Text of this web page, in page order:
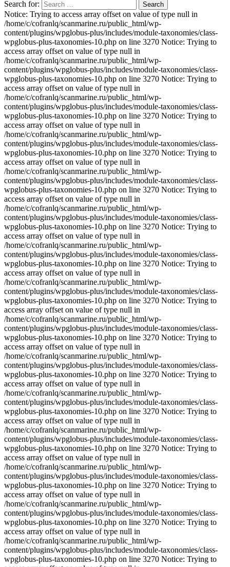
Search for:
Notice: Trying to access array offset on value of type null in /home/c/cofranlq/scanmarine.ru/public_html/wp-content/plugins/wpglobus-plus/includes/module-taxonomies/class-wpglobus-plus-taxonomies-10.php on line 3270 Notice: Trying to access array offset on value of type null in /home/c/cofranlq/scanmarine.ru/public_html/wp-content/plugins/wpglobus-plus/includes/module-taxonomies/class-wpglobus-plus-taxonomies-10.php on line 3270 Notice: Trying to access array offset on value of type null in /home/c/cofranlq/scanmarine.ru/public_html/wp-content/plugins/wpglobus-plus/includes/module-taxonomies/class-wpglobus-plus-taxonomies-10.php on line 3270 Notice: Trying to access array offset on value of type null in /home/c/cofranlq/scanmarine.ru/public_html/wp-content/plugins/wpglobus-plus/includes/module-taxonomies/class-wpglobus-plus-taxonomies-10.php on line 3270 Notice: Trying to access array offset on value of type null in /home/c/cofranlq/scanmarine.ru/public_html/wp-content/plugins/wpglobus-plus/includes/module-taxonomies/class-wpglobus-plus-taxonomies-10.php on line 3270 Notice: Trying to access array offset on value of type null in /home/c/cofranlq/scanmarine.ru/public_html/wp-content/plugins/wpglobus-plus/includes/module-taxonomies/class-wpglobus-plus-taxonomies-10.php on line 3270 Notice: Trying to access array offset on value of type null in /home/c/cofranlq/scanmarine.ru/public_html/wp-content/plugins/wpglobus-plus/includes/module-taxonomies/class-wpglobus-plus-taxonomies-10.php on line 3270 Notice: Trying to access array offset on value of type null in /home/c/cofranlq/scanmarine.ru/public_html/wp-content/plugins/wpglobus-plus/includes/module-taxonomies/class-wpglobus-plus-taxonomies-10.php on line 3270 Notice: Trying to access array offset on value of type null in /home/c/cofranlq/scanmarine.ru/public_html/wp-content/plugins/wpglobus-plus/includes/module-taxonomies/class-wpglobus-plus-taxonomies-10.php on line 3270 Notice: Trying to access array offset on value of type null in /home/c/cofranlq/scanmarine.ru/public_html/wp-content/plugins/wpglobus-plus/includes/module-taxonomies/class-wpglobus-plus-taxonomies-10.php on line 3270 Notice: Trying to access array offset on value of type null in /home/c/cofranlq/scanmarine.ru/public_html/wp-content/plugins/wpglobus-plus/includes/module-taxonomies/class-wpglobus-plus-taxonomies-10.php on line 3270 Notice: Trying to access array offset on value of type null in /home/c/cofranlq/scanmarine.ru/public_html/wp-content/plugins/wpglobus-plus/includes/module-taxonomies/class-wpglobus-plus-taxonomies-10.php on line 3270 Notice: Trying to access array offset on value of type null in /home/c/cofranlq/scanmarine.ru/public_html/wp-content/plugins/wpglobus-plus/includes/module-taxonomies/class-wpglobus-plus-taxonomies-10.php on line 3270 Notice: Trying to access array offset on value of type null in /home/c/cofranlq/scanmarine.ru/public_html/wp-content/plugins/wpglobus-plus/includes/module-taxonomies/class-wpglobus-plus-taxonomies-10.php on line 3270 Notice: Trying to access array offset on value of type null in /home/c/cofranlq/scanmarine.ru/public_html/wp-content/plugins/wpglobus-plus/includes/module-taxonomies/class-wpglobus-plus-taxonomies-10.php on line 3270 Notice: Trying to access array offset on value of type null in /home/c/cofranlq/scanmarine.ru/public_html/wp-content/plugins/wpglobus-plus/includes/module-taxonomies/class-wpglobus-plus-taxonomies-10.php on line 3270 Notice: Trying to access array offset on value of type null in /home/c/cofranlq/scanmarine.ru/public_html/wp-content/plugins/wpglobus-plus/includes/module-taxonomies/class-wpglobus-plus-taxonomies-10.php on line 3270 Notice: Trying to access array offset on value of type null in /home/c/cofranlq/scanmarine.ru/public_html/wp-content/plugins/wpglobus-plus/includes/module-taxonomies/class-wpglobus-plus-taxonomies-10.php on line 3270 Notice: Trying to access array offset on value of type null in /home/c/cofranlq/scanmarine.ru/public_html/wp-content/plugins/wpglobus-plus/includes/module-taxonomies/class-wpglobus-plus-taxonomies-10.php on line 3270 Notice: Trying to access array offset on value of type null in /home/c/cofranlq/scanmarine.ru/public_html/wp-content/plugins/wpglobus-plus/includes/module-taxonomies/class-wpglobus-plus-taxonomies-10.php on line 3270 Notice: Trying to access array offset on value of type null in /home/c/cofranlq/scanmarine.ru/public_html/wp-content/plugins/wpglobus-plus/includes/module-taxonomies/class-wpglobus-plus-taxonomies-10.php on line 3270 Notice: Trying to access array offset on value of type null in /home/c/cofranlq/scanmarine.ru/public_html/wp-content/plugins/wpglobus-plus/includes/module-taxonomies/class-wpglobus-plus-taxonomies-10.php on line 3270 Notice: Trying to access array offset on value of type null in /home/c/cofranlq/scanmarine.ru/public_html/wp-content/plugins/wpglobus-plus/includes/module-taxonomies/class-wpglobus-plus-taxonomies-10.php on line 3270 Notice: Trying to access array offset on value of type null in /home/c/cofranlq/scanmarine.ru/public_html/wp-content/plugins/wpglobus-plus/includes/module-taxonomies/class-wpglobus-plus-taxonomies-10.php on line 3270 Notice: Trying to access array offset on value of type null in /home/c/cofranlq/scanmarine.ru/public_html/wp-content/plugins/wpglobus-plus/includes/module-taxonomies/class-wpglobus-plus-taxonomies-10.php on line 3270 Notice: Trying to access array offset on value of type null in /home/c/cofranlq/scanmarine.ru/public_html/wp-content/plugins/wpglobus-plus/includes/module-taxonomies/class-wpglobus-plus-taxonomies-10.php on line 3270 Notice: Trying to access array offset on value of type null in /home/c/cofranlq/scanmarine.ru/public_html/wp-content/plugins/wpglobus-plus/includes/module-taxonomies/class-wpglobus-plus-taxonomies-10.php on line 3270 Notice: Trying to access array offset on value of type null in /home/c/cofranlq/scanmarine.ru/public_html/wp-content/plugins/wpglobus-plus/includes/module-taxonomies/class-wpglobus-plus-taxonomies-10.php on line 3270 Notice: Trying to access array offset on value of type null in /home/c/cofranlq/scanmarine.ru/public_html/wp-content/plugins/wpglobus-plus/includes/module-taxonomies/class-wpglobus-plus-taxonomies-10.php on line 3270 Notice: Trying to access array offset on value of type null in /home/c/cofranlq/scanmarine.ru/public_html/wp-content/plugins/wpglobus-plus/includes/module-taxonomies/class-wpglobus-plus-taxonomies-10.php on line 3270 Notice: Trying to access array offset on value of type null in /home/c/cofranlq/scanmarine.ru/public_html/wp-content/plugins/wpglobus-plus/includes/module-taxonomies/class-wpglobus-plus-taxonomies-10.php on line 3270 Notice: Trying to access array offset on value of type null in /home/c/cofranlq/scanmarine.ru/public_html/wp-content/plugins/wpglobus-plus/includes/module-taxonomies/class-wpglobus-plus-taxonomies-10.php on line 3270 Notice: Trying to access array offset on value of type null in /home/c/cofranlq/scanmarine.ru/public_html/wp-content/plugins/wpglobus-plus/includes/module-taxonomies/class-wpglobus-plus-taxonomies-10.php on line 3270 Notice: Trying to access array offset on value of type null in /home/c/cofranlq/scanmarine.ru/public_html/wp-content/plugins/wpglobus-plus/includes/module-taxonomies/class-wpglobus-plus-taxonomies-10.php on line 3270 Notice: Trying to access array offset on value of type null in /home/c/cofranlq/scanmarine.ru/public_html/wp-content/plugins/wpglobus-plus/includes/module-taxonomies/class-wpglobus-plus-taxonomies-10.php on line 3270 Notice: Trying to access array offset on value of type null in /home/c/cofranlq/scanmarine.ru/public_html/wp-content/plugins/wpglobus-plus/includes/module-taxonomies/class-wpglobus-plus-taxonomies-10.php on line 3270 Notice: Trying to access array offset on value of type null in /home/c/cofranlq/scanmarine.ru/public_html/wp-content/plugins/wpglobus-plus/includes/module-taxonomies/class-wpglobus-plus-taxonomies-10.php on line 3270 Notice: Trying to access array offset on value of type null in /home/c/cofranlq/scanmarine.ru/public_html/wp-content/plugins/wpglobus-plus/includes/module-taxonomies/class-wpglobus-plus-taxonomies-10.php on line 3270 Notice: Trying to access array offset on value of type null in /home/c/cofranlq/scanmarine.ru/public_html/wp-content/plugins/wpglobus-plus/includes/module-taxonomies/class-wpglobus-plus-taxonomies-10.php on line 3270 Notice: Trying to access array offset on value of type null in /home/c/cofranlq/scanmarine.ru/public_html/wp-content/plugins/wpglobus-plus/includes/module-taxonomies/class-wpglobus-plus-taxonomies-10.php on line 3270 Notice: Trying to access array offset on value of type null in /home/c/cofranlq/scanmarine.ru/public_html/wp-content/plugins/wpglobus-plus/includes/module-taxonomies/class-wpglobus-plus-taxonomies-10.php on line 3270 Notice: Trying to access array offset on value of type null in /home/c/cofranlq/scanmarine.ru/public_html/wp-content/plugins/wpglobus-plus/includes/module-taxonomies/class-wpglobus-plus-taxonomies-10.php on line 3270 Notice: Trying to access array offset on value of type null in /home/c/cofranlq/scanmarine.ru/public_html/wp-content/plugins/wpglobus-plus/includes/module-taxonomies/class-wpglobus-plus-taxonomies-10.php on line 3270 Notice: Trying to access array offset on value of type null in /home/c/cofranlq/scanmarine.ru/public_html/wp-content/plugins/wpglobus-plus/includes/module-taxonomies/class-wpglobus-plus-taxonomies-10.php on line 3270 Notice: Trying to access array offset on value of type null in /home/c/cofranlq/scanmarine.ru/public_html/wp-content/plugins/wpglobus-plus/includes/module-taxonomies/class-wpglobus-plus-taxonomies-10.php on line 3270 Notice: Trying to access array offset on value of type null in /home/c/cofranlq/scanmarine.ru/public_html/wp-content/plugins/wpglobus-plus/includes/module-taxonomies/class-wpglobus-plus-taxonomies-10.php on line 3270 Notice: Trying to